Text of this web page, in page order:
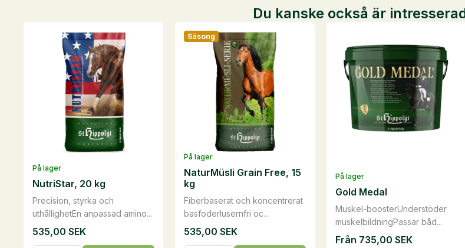
Du kanske också är
På lager
Precision, styrka och
uthållighetEn anpassad amino...
NutriStar, 20 kg
535,00 SEK
På lager
Säsong
Fiberbaserat och koncentrerat
basfoderlusernfri oc...
NaturMüsli Grain Free, 15
kg
535,00 SEK
På lager
Muskel-boosterUnderstöder
muskelbildningPassar båd...
Gold Medal
Från 735,00 SEK